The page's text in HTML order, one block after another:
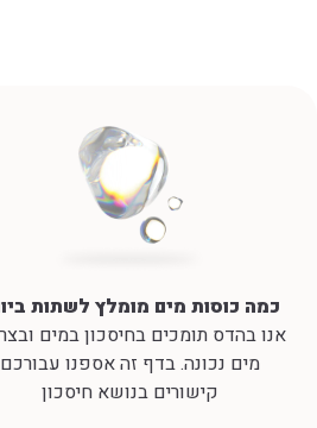
כמה כוסות מים מומלץ לשתות
אנו בהדס תומכים בחיסכון במים
מים נכונה. בדף זה אספנו עבורכם
קישורים בנושא חיסכון